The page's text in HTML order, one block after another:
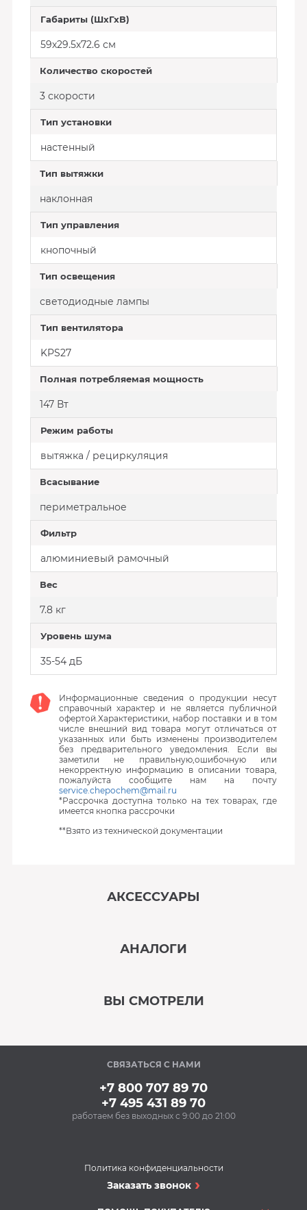
Габариты (ШхГхВ)
59х29.5х72.6 см
Количество скоростей
3 скорости
Тип установки
настенный
Тип вытяжки
наклонная
Тип управления
кнопочный
Тип освещения
светодиодные лампы
Тип вентилятора
KPS27
Полная потребляемая мощность
147 Вт
Режим работы
вытяжка / рециркуляция
Всасывание
периметральное
Фильтр
алюминиевый рамочный
Вес
7.8 кг
Уровень шума
35-54 дБ
Информационные сведения о продукции несут
справочный характер и не является публичной
офертой.Характеристики, набор поставки и в том
числе внешний вид товара могут отличаться от
указанных или быть изменены производителем
без предварительного уведомления. Если вы
заметили не правильную,ошибочную или
некорректную информацию в описании товара,
пожалуйста сообщите нам на почту
service.chepochem@mail.ru
*Рассрочка доступна только на тех товарах, где
имеется кнопка рассрочки
**Взято из технической документации
АКСЕССУАРЫ
(500 мл) (для духовых
шкафов, грилей,
кухонных вытяжек)
468 Р
АНАЛОГИ
Вытяжка CATA ceres
600 b abk
ВЫ СМОТРЕЛИ
В наличии
СВЯЗАТЬСЯ С НАМИ
+7 800 707 89 70
+7 495 431 89 70
работаем без выходных с 9:00 до 21:00
Политика конфиденциальности
Заказать звонок